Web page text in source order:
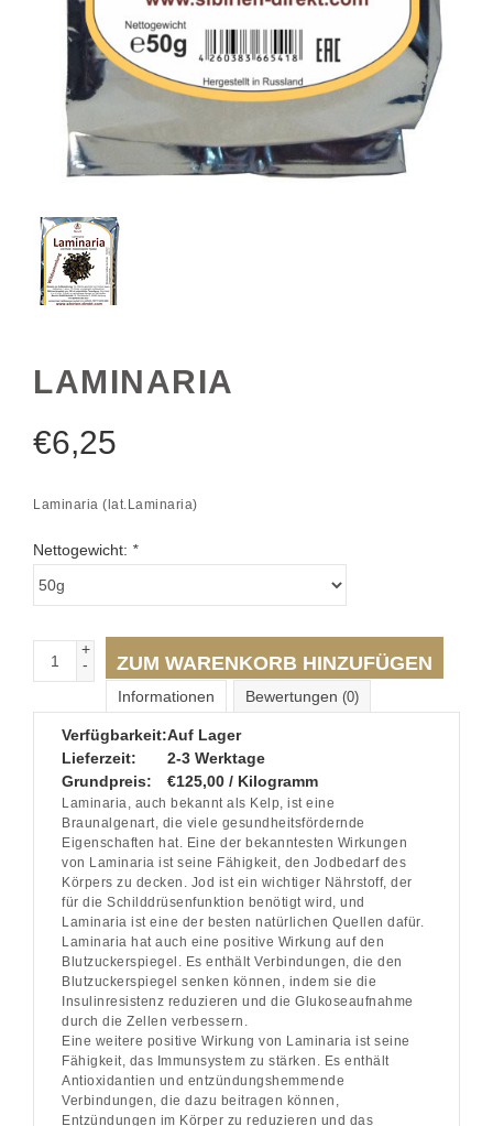
LAMINARIA
€6,25
Laminaria (lat.Laminaria)
Nettogewicht: *
+
-
ZUM WARENKORB HINZUFÜGEN
Informationen Bewertungen (0)
Verfügbarkeit:Auf Lager
Lieferzeit:
2-3 Werktage
Grundpreis:
€125,00 / Kilogramm
Laminaria, auch bekannt als Kelp, ist eine
Braunalgenart, die viele gesundheitsfördernde
Eigenschaften hat. Eine der bekanntesten Wirkungen
von Laminaria ist seine Fähigkeit, den Jodbedarf des
Körpers zu decken. Jod ist ein wichtiger Nährstoff, der
für die Schilddrüsenfunktion benötigt wird, und
Laminaria ist eine der besten natürlichen Quellen dafür.
Laminaria hat auch eine positive Wirkung auf den
Blutzuckerspiegel. Es enthält Verbindungen, die den
Blutzuckerspiegel senken können, indem sie die
Insulinresistenz reduzieren und die Glukoseaufnahme
durch die Zellen verbessern.
Eine weitere positive Wirkung von Laminaria ist seine
Fähigkeit, das Immunsystem zu stärken. Es enthält
Antioxidantien und entzündungshemmende
Verbindungen, die dazu beitragen können,
Entzündungen im Körper zu reduzieren und das